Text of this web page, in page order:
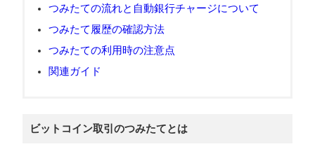
つみたての流れと自動銀行チャージについて
つみたて履歴の確認方法
つみたての利用時の注意点
関連ガイド
ビットコイン取引のつみたてとは